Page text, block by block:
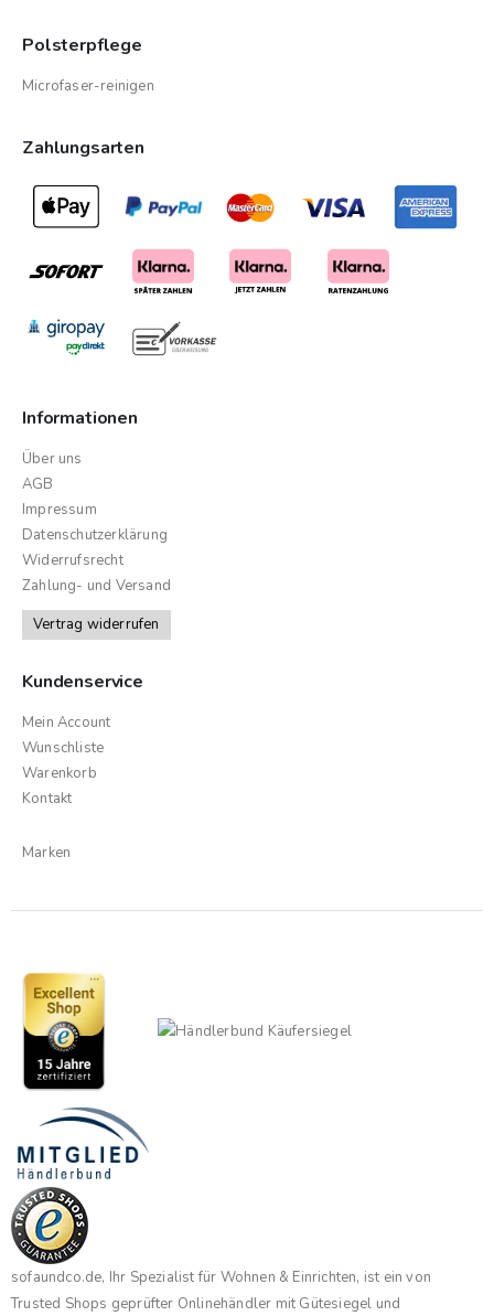
Polsterpflege
Microfaser-reinigen
Zahlungsarten
Informationen
Über uns
AGB
Impressum
Datenschutzerklärung
Widerrufsrecht
Zahlung- und Versand
Vertrag widerrufen
Kundenservice
Mein Account
Wunschliste
Warenkorb
Kontakt
Marken
sofaundco.de, Ihr Spezialist für Wohnen & Einrichten, ist ein von
Trusted Shops geprüfter Onlinehändler mit Gütesiegel und